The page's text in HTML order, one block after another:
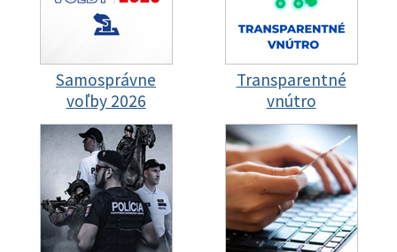
Samosprávne
voľby 2026
Transparentné
vnútro